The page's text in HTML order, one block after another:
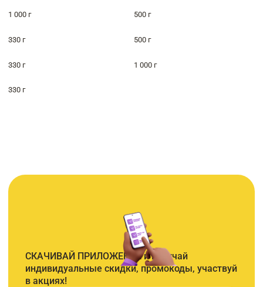
1 000 г 500 г
330 г 500 г
330 г 1 000 г
330 г
СКАЧИВАЙ ПРИЛОЖЕНИЕ и получай
индивидуальные скидки, промокоды, участвуй
в акциях!